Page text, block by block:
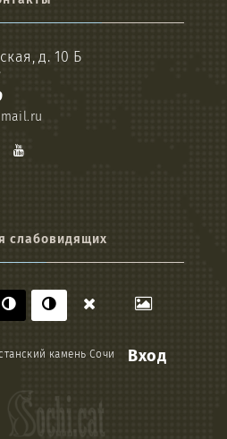
д. 10 Б
слабовидящих
Вход
камень Сочи